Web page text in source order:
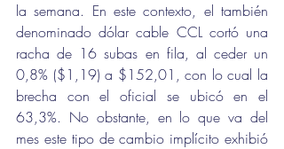
la semana. En este contexto, el también
denominado dólar cable CCL cortó una
racha de 16 subas en fila, al ceder un
0,8% ($1,19) a $152,01, con lo cual la
brecha con el oficial se ubicó en el
63,3%. No obstante, en lo que va del
mes este tipo de cambio implícito exhibió